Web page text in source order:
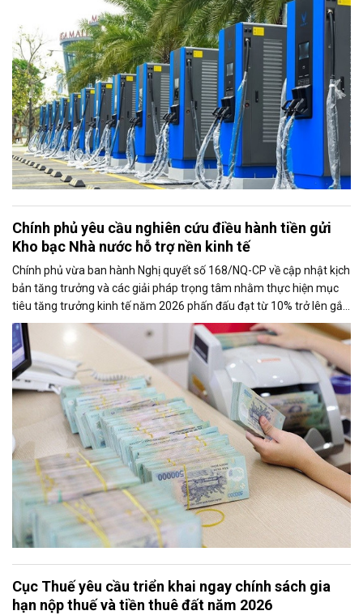
Chính phủ yêu cầu nghiên cứu điều hành tiền gửi
Kho bạc Nhà nước hỗ trợ nền kinh tế
Chính phủ vừa ban hành Nghị quyết số 168/NQ-CP về cập nhật kịch
bản tăng trưởng và các giải pháp trọng tâm nhằm thực hiện mục
tiêu tăng trưởng kinh tế năm 2026 phấn đấu đạt từ 10% trở lên gắn
với giữ vững ổn định kinh tế vĩ mô. Một trong những nhiệm vụ đáng
chú ý là nghiên cứu điều hành tiền gửi của Kho bạc Nhà nước tại
các ngân hàng thương mại để tăng nguồn vốn ngắn hạn cho nền
kinh tế.
Cục Thuế yêu cầu triển khai ngay chính sách gia
hạn nộp thuế và tiền thuê đất năm 2026